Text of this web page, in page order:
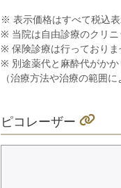
※ 表示価格はすべて税込表
※ 当院は自由診療のクリニ
※ 保険診療は行っておりま
※ 別途薬代と麻酔代がかか
（治療方法や治療の範囲
ピコレーザー